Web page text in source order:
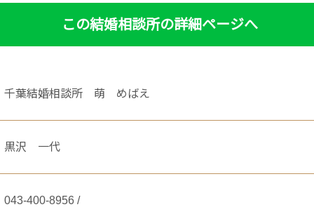
この結婚相談所の詳細ページへ
千葉結婚相談所 萌 めばえ
黒沢 一代
043-400-8956 /